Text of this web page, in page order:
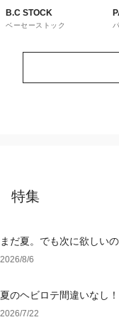
B.C STOCK
ベーセーストック
特集
まだ夏。でも次に欲しい
2026/8/6
夏のヘビロテ間違いなし
ション
2026/7/22